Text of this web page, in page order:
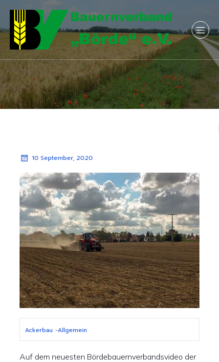
10 September, 2020
Ackerbau -Allgemein
Auf dem neuesten Bördebauernverbandsvideo der